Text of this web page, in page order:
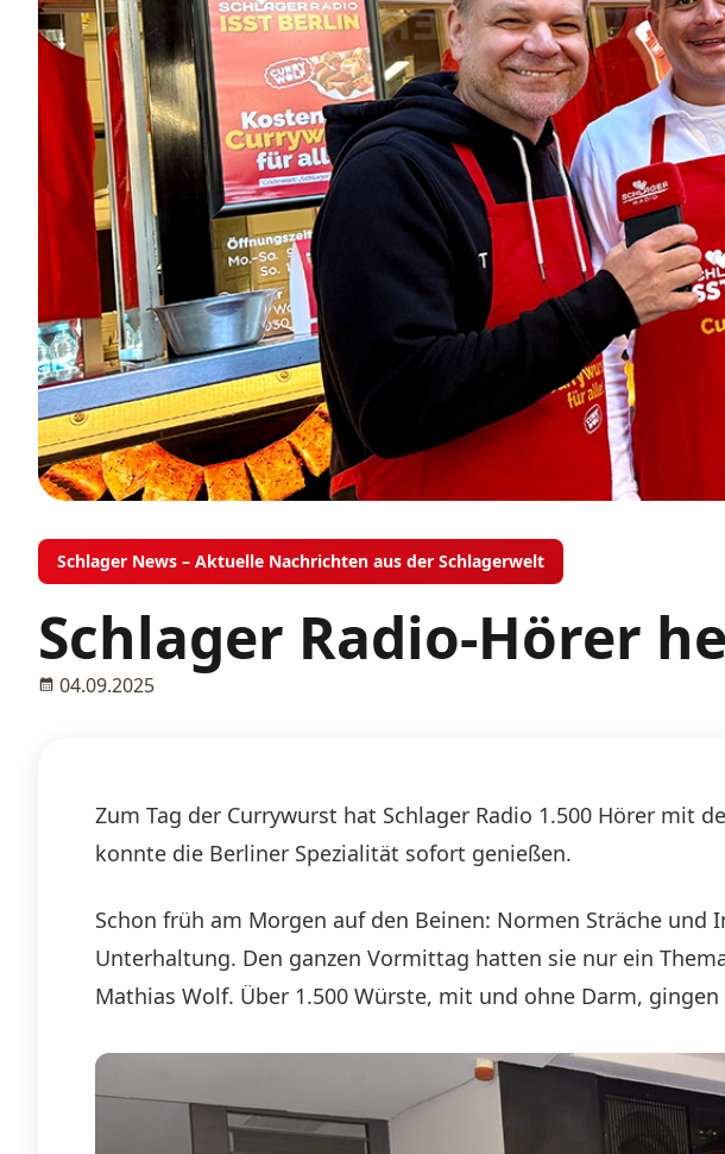
Schlager News – Aktuelle Nachrichten aus der Schlagerwelt
Schlager Radio-Hörer
04.09.2025
Zum Tag der Currywurst hat Schlager Radio 1.500 Hörer mit
konnte die Berliner Spezialität sofort genießen.
Schon früh am Morgen auf den Beinen: Normen Sträche und
Unterhaltung. Den ganzen Vormittag hatten sie nur ein
Mathias Wolf. Über 1.500 Würste, mit und ohne Darm, gingen